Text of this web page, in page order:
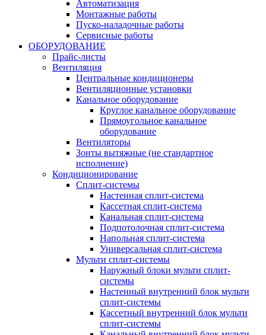
Автоматизация
Монтажные работы
Пуско-наладочные работы
Сервисные работы
ОБОРУДОВАНИЕ
Прайс-листы
Вентиляция
Центральные кондиционеры
Вентиляционные установки
Канальное оборудование
Круглое канальное оборудование
Прямоугольное канальное
оборудование
Вентиляторы
Зонты вытяжные (не стандартное
исполнение)
Кондиционирование
Сплит-системы
Настенная сплит-система
Кассетная сплит-система
Канальная сплит-система
Подпотолочная сплит-система
Напольная сплит-система
Универсальная сплит-система
Мульти сплит-системы
Наружный блоки мульти сплит-
системы
Настенный внутренний блок мульти
сплит-системы
Кассетный внутренний блок мульти
сплит-системы